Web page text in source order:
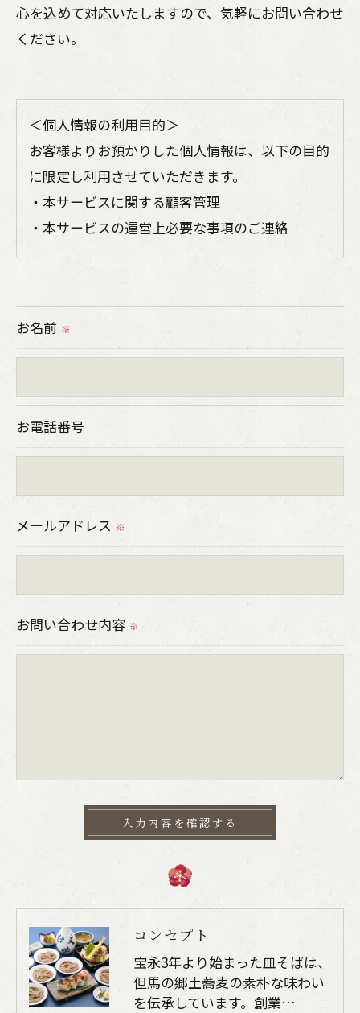
心を込めて対応いたしますので、気軽にお問い合わせ
ください。
＜個人情報の利用目的＞
お客様よりお預かりした個人情報は、以下の目的
に限定し利用させていただきます。
・本サービスに関する顧客管理
・本サービスの運営上必要な事項のご連絡
当社ではお客様の同意を得た場合または法令に定
められた場合を除き、
取得した個人情報を第三者に提供することはいた
＜個人情報の委託について＞
当社では、利用目的の達成に必要な範囲におい
これらの委託先に対しては個人情報保護契約等の
措置をとり、適切な監督を行います。
当社では、個人情報の漏洩等がなされないよう、
＜個人情報の開示･訂正・削除･利用停止の手続に
当社では、お客様の個人情報の開示･訂正･削除・
ご本人である事を確認のうえ、対応させて頂きま
す。
個人情報の開示･訂正･削除・利用停止の具体的手
続きにつきましては、お電話でお問合せ下さい。
お名前 ※
お電話番号
メールアドレス ※
お問い合わせ内容 ※
コンセプト
宝永3年より始まった皿そばは、
但馬の郷土蕎麦の素朴な味わい
を伝承しています。創業…